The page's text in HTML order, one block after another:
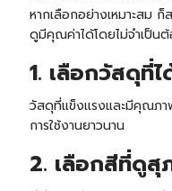
หากเลือกอย่างเหมาะสม ก็
ดูมีคุณค่าได้โดยไม่จำเป็น
1. เลือกวัสดุที่
วัสดุที่แข็งแรงและมีคุณภา
การใช้งานยาวนาน
2. เลือกสีที่ดูสุ